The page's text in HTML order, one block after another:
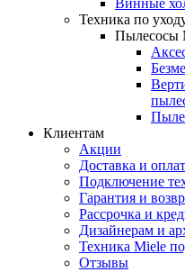
Винные
Техника по
Пылесосы
Клиентам
Акции
Доставка и
Подключение
Гарантия и
Рассрочка и
Дизайнерам и
Техника Miele
Отзывы